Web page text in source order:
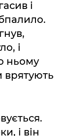
і
і
ньому
врятують
і він